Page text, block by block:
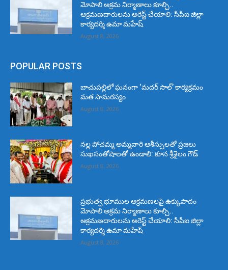
మోపాలి అక్రమ నిర్మాణాలు కూల్చి..
ఆక్రమణదారులను అరెస్ట్ చేయాలి: సీపీఐ జిల్లా
కార్యదర్శి ఉమా మహేష్
August 8, 2026
POPULAR POSTS
బాచుపల్లిలో ఘనంగా ‘మదర్ సాల్’ కార్యక్రమం
మత సామరస్యం
August 8, 2026
నల్ల పోచమ్మ అమ్మవారి ఆశీస్సులతో ప్రజలు
సుఖసంతోషాలతో ఉండాలి: కూన శ్రీశైలం గౌడ్
August 8, 2026
ప్రభుత్వ భూముల ఆక్రమణలపై ఉక్కుపాదం
మోపాలి అక్రమ నిర్మాణాలు కూల్చి..
ఆక్రమణదారులను అరెస్ట్ చేయాలి: సీపీఐ జిల్లా
కార్యదర్శి ఉమా మహేష్
August 8, 2026